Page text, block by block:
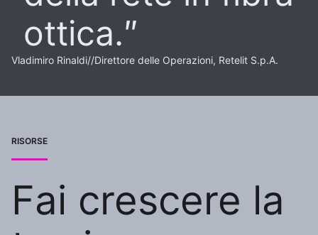
ottica.
Vladimiro Rinaldi//Direttore delle Operazioni, Retelit S.p.A.
RISORSE
Fai crescere la